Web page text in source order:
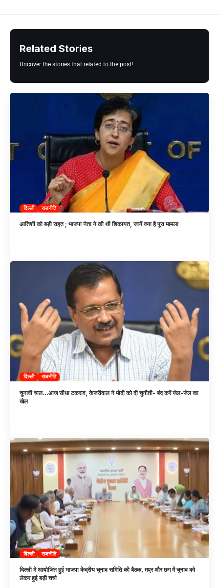
Related Stories
Uncover the stories that related to the post!
दिल्ली राजनीति
आतिशी को बड़ी राहत ; भाजपा नेता ने की थी शिकायत, जानें क्या है पूरा मामला
दिल्ली राजनीति
चुनावी चाल…आज सीधा टकराव, केजरीवाल ने मोदी को दी चुनौती- बंद करें जेल-जेल का
खेल
दिल्ली राजनीति
दिल्ली में आयोजित हुई भाजपा केंद्रीय चुनाव समिति की बैठक, मप्र और छग में चुनाव को
लेकर हुई बड़ी चर्चा